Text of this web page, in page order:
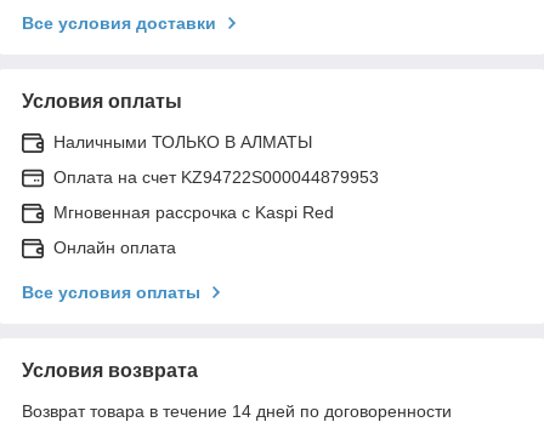
Все условия доставки
Условия оплаты
Наличными ТОЛЬКО В АЛМАТЫ
Оплата на счет KZ94722S000044879953
Мгновенная рассрочка с Kaspi Red
Онлайн оплата
Все условия оплаты
Условия возврата
Возврат товара в течение 14 дней по договоренности